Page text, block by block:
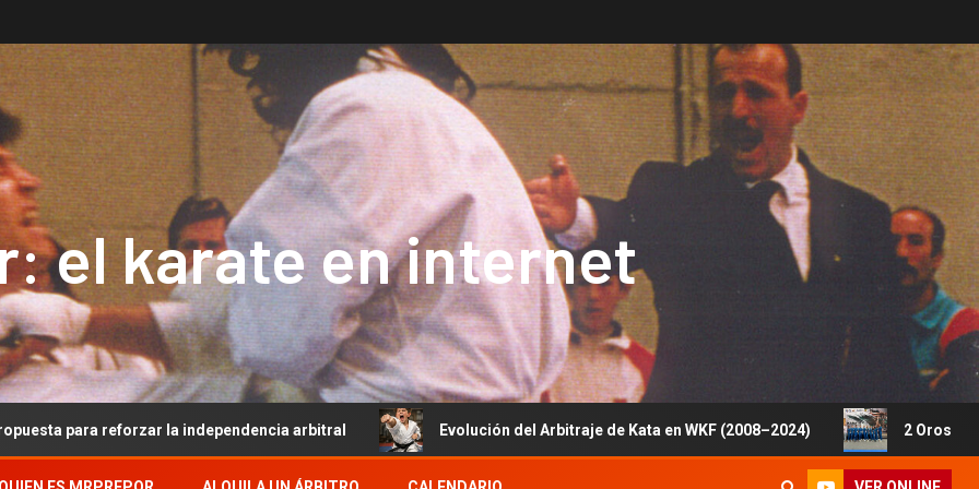
el karate en internet
la independencia arbitral Evolución del Arbitraje de Kata en WKF (2008–2024) 2 Oros, 1 Plata y 5